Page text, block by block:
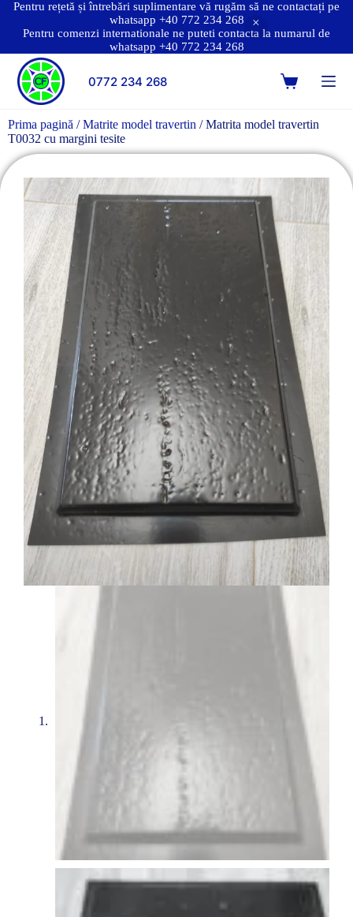
Pentru rețetă și întrebări suplimentare vă rugăm să ne contactați pe
whatsapp +40 772 234 268
Pentru comenzi internationale ne puteti contacta la numarul de
whatsapp +40 772 234 268
0772 234 268
Prima pagină /Matrite model travertin / Matrita model travertin
T0032 cu margini tesite